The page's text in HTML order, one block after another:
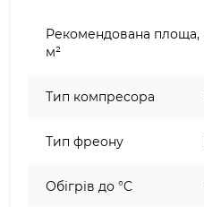
Рекомендована площа,
м²
Тип компресора
Тип фреону
Обігрів до °C